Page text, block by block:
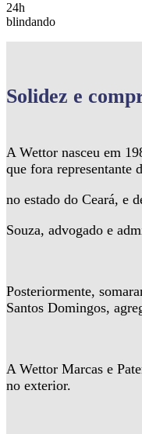
24h
blindando
Solidez e
A Wettor nasceu em
que fora representante
no estado do Ceará, e
Souza, advogado e
Posteriormente,
Santos Domingos,
A Wettor Marcas e
no exterior.